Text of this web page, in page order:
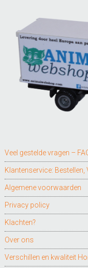
Veel gestelde vragen –
Klantenservice: Bestellen,
Algemene voorwaarden
Privacy policy
Klachten?
Over ons
Verschillen en kwaliteit